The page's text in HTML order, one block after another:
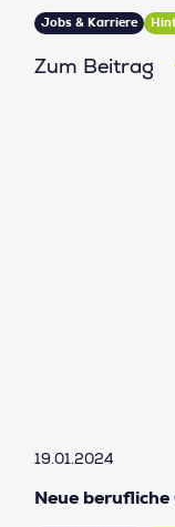
Jobs & Karriere
Zum Beitrag
19.01.2024
Neue